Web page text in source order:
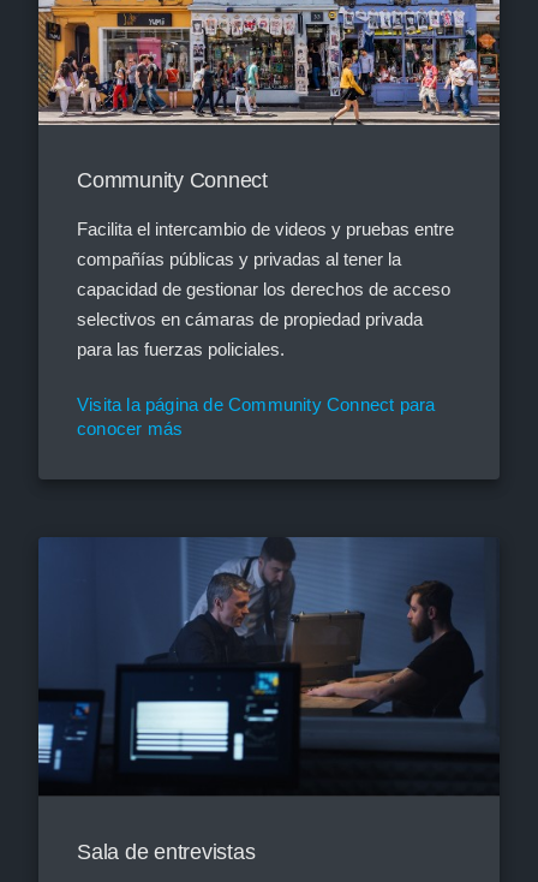
Community Connect
Facilita el intercambio de videos y pruebas entre
compañías públicas y privadas al tener la
capacidad de gestionar los derechos de acceso
selectivos en cámaras de propiedad privada
para las fuerzas policiales.
Visita la página de Community Connect para
conocer más
Sala de entrevistas